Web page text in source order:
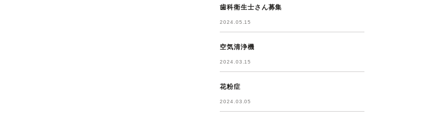
歯科衛生士さん募集
2024.05.15
空気清浄機
2024.03.15
花粉症
2024.03.05